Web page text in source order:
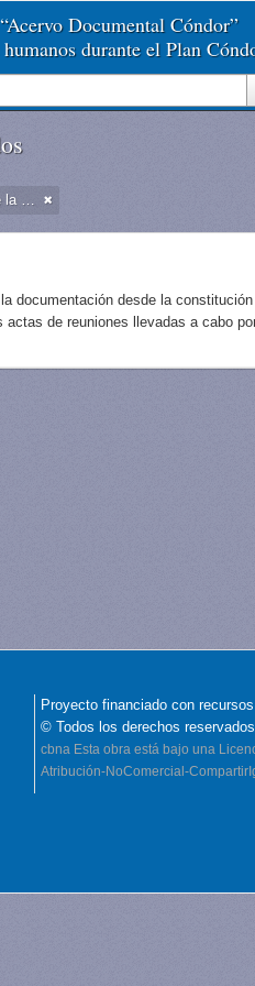
Documental Cóndor”
durante el Plan
Dirección de Estudios Históricos de la Fuerza Aérea
documentación desde la
actas de reuniones llevadas a cabo
Proyecto financiado con
© Todos los derechos
cbna Esta obra está bajo una
Atribución-NoComercial-